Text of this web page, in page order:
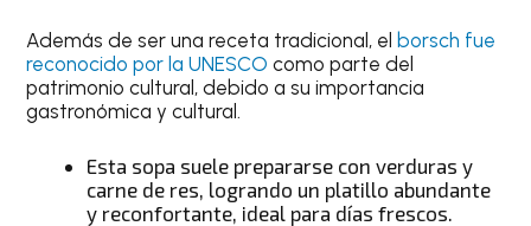
Además de ser una receta tradicional, el borsch fue
reconocido por la UNESCO como parte del
patrimonio cultural, debido a su importancia
gastronómica y cultural.
Esta sopa suele prepararse con verduras y
carne de res, logrando un platillo abundante
y reconfortante, ideal para días frescos.